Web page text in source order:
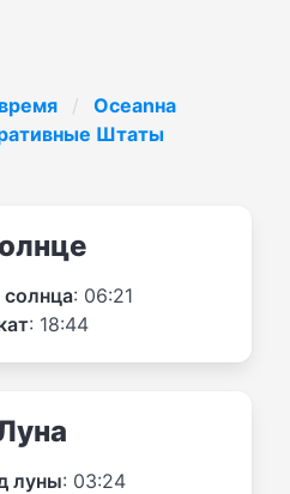
Oceanнa
Штаты
: 06:21
: 18:44
луны: 03:24